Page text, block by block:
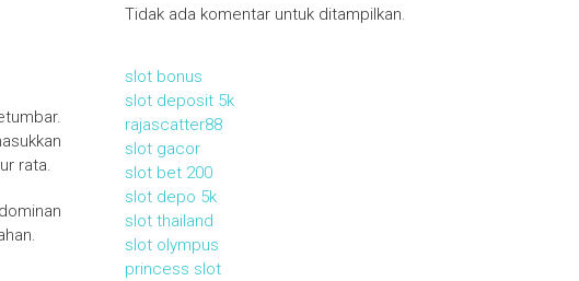
rata.
Tidak ada komentar untuk ditampilkan.
slot bonus
slot deposit 5k
rajascatter88
slot gacor
slot bet 200
slot depo 5k
slot thailand
slot olympus
princess slot